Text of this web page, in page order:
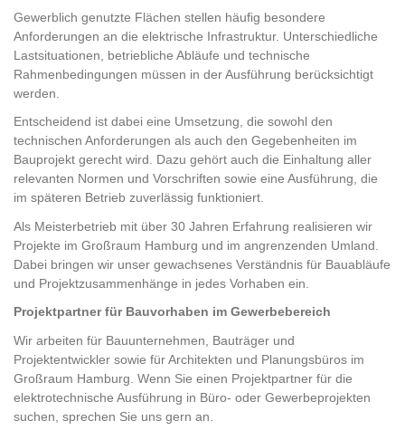
Gewerblich genutzte Flächen stellen häufig besondere
Anforderungen an die elektrische Infrastruktur. Unterschiedliche
Lastsituationen, betriebliche Abläufe und technische
Rahmenbedingungen müssen in der Ausführung berücksichtigt
werden.
Entscheidend ist dabei eine Umsetzung, die sowohl den
technischen Anforderungen als auch den Gegebenheiten im
Bauprojekt gerecht wird. Dazu gehört auch die Einhaltung aller
relevanten Normen und Vorschriften sowie eine Ausführung, die
im späteren Betrieb zuverlässig funktioniert.
Als Meisterbetrieb mit über 30 Jahren Erfahrung realisieren wir
Projekte im Großraum Hamburg und im angrenzenden Umland.
Dabei bringen wir unser gewachsenes Verständnis für Bauabläufe
und Projektzusammenhänge in jedes Vorhaben ein.
Projektpartner für Bauvorhaben im Gewerbebereich
Wir arbeiten für Bauunternehmen, Bauträger und
Projektentwickler sowie für Architekten und Planungsbüros im
Großraum Hamburg. Wenn Sie einen Projektpartner für die
elektrotechnische Ausführung in Büro- oder Gewerbeprojekten
suchen, sprechen Sie uns gern an.